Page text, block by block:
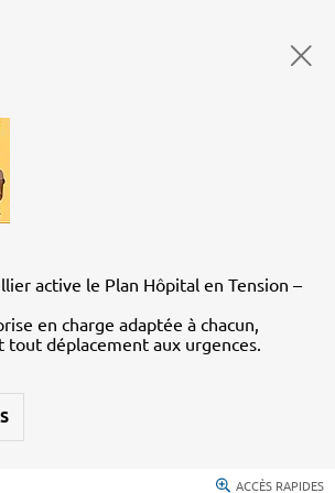
active le Plan Hôpital en Tension –
en charge adaptée à chacun,
tout déplacement aux urgences.
ACCÈS RAPIDES